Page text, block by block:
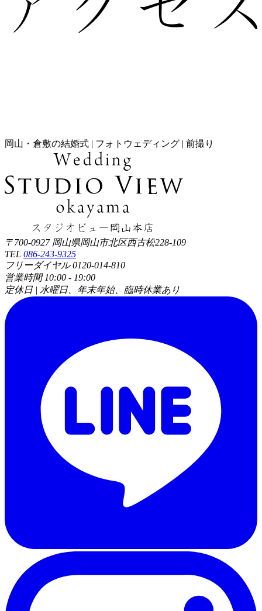
岡山・倉敷の結婚式 | フォトウェディング | 前撮り
〒700-0927 岡山県岡山市北区西古松228-109
TEL 086-243-9325
フリーダイヤル 0120-014-810
営業時間 10:00 - 19:00
定休日 | 水曜日、年末年始、臨時休業あり